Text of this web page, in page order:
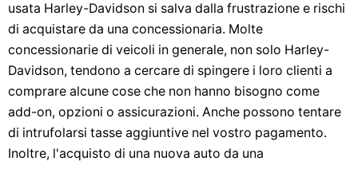
usata Harley-Davidson si salva dalla frustrazione e rischi
di acquistare da una concessionaria. Molte
concessionarie di veicoli in generale, non solo Harley-
Davidson, tendono a cercare di spingere i loro clienti a
comprare alcune cose che non hanno bisogno come
add-on, opzioni o assicurazioni. Anche possono tentare
di intrufolarsi tasse aggiuntive nel vostro pagamento.
Inoltre, l'acquisto di una nuova auto da una